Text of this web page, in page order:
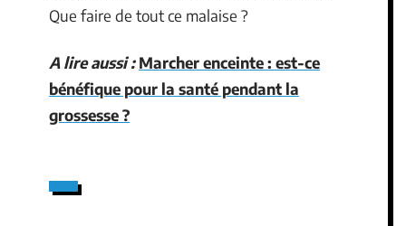
Que faire de tout ce malaise ?
A lire aussi : Marcher enceinte : est-ce
bénéfique pour la santé pendant la
grossesse ?